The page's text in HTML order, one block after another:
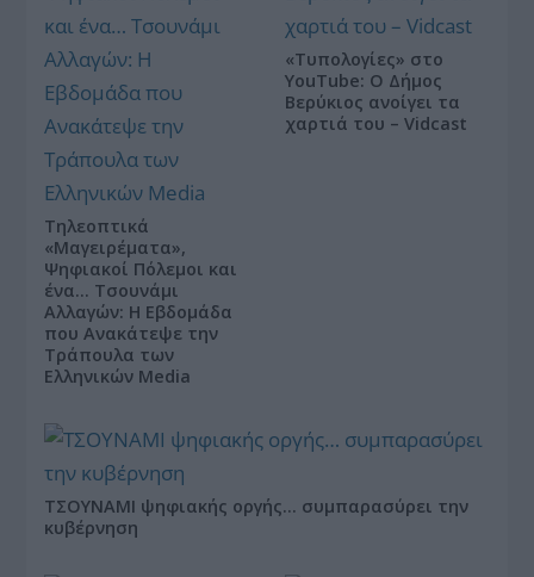
Τηλεοπτικά
«Μαγειρέματα»,
Ψηφιακοί Πόλεμοι και
ένα… Τσουνάμι
Αλλαγών: Η Εβδομάδα
που Ανακάτεψε την
Τράπουλα των
Ελληνικών Media
«Τυπολογίες» στο
YouTube: Ο Δήμος
Βερύκιος ανοίγει τα
χαρτιά του – Vidcast
ΤΣΟΥΝΑΜΙ ψηφιακής οργής… συμπαρασύρει την
κυβέρνηση